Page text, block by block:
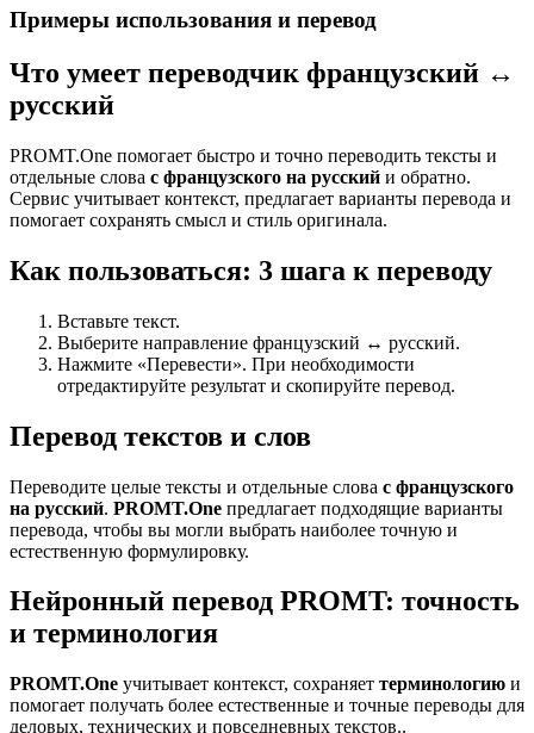
Примеры использования и перевод
Что умеет переводчик французский ↔
русский
PROMT.One помогает быстро и точно переводить тексты и
отдельные слова с французского на русский и обратно.
Сервис учитывает контекст, предлагает варианты перевода и
помогает сохранять смысл и стиль оригинала.
Как пользоваться: 3 шага к переводу
Вставьте текст.
Выберите направление французский ↔ русский.
Нажмите «Перевести». При необходимости
отредактируйте результат и скопируйте перевод.
Перевод текстов и слов
Переводите целые тексты и отдельные слова с французского
на русский. PROMT.One предлагает подходящие варианты
перевода, чтобы вы могли выбрать наиболее точную и
естественную формулировку.
Нейронный перевод PROMT: точность
и терминология
PROMT.One учитывает контекст, сохраняет терминологию и
помогает получать более естественные и точные переводы для
деловых, технических и повседневных текстов..